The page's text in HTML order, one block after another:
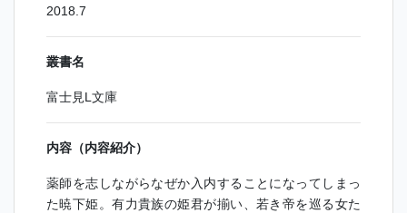
2018.7
叢書名
富士見L文庫
内容（内容紹介）
薬師を志しながらなぜか入内することになってしまっ
た暁下姫。有力貴族の姫君が揃い、若き帝を巡る女た